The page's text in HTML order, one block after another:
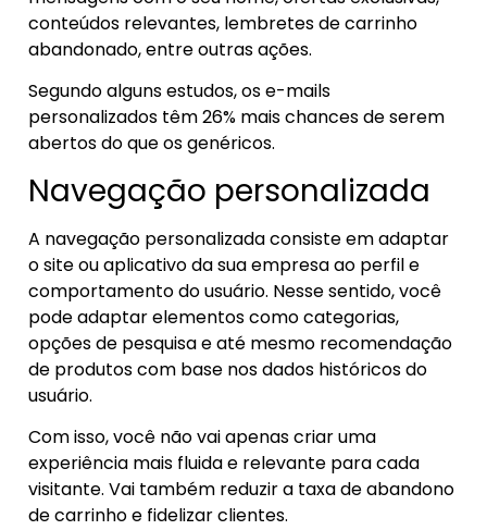
conteúdos relevantes, lembretes de carrinho
abandonado, entre outras ações.
Segundo alguns estudos, os e-mails
personalizados têm 26% mais chances de serem
abertos do que os genéricos.
Navegação personalizada
A navegação personalizada consiste em adaptar
o site ou aplicativo da sua empresa ao perfil e
comportamento do usuário. Nesse sentido, você
pode adaptar elementos como categorias,
opções de pesquisa e até mesmo recomendação
de produtos com base nos dados históricos do
usuário.
Com isso, você não vai apenas criar uma
experiência mais fluida e relevante para cada
visitante. Vai também reduzir a taxa de abandono
de carrinho e fidelizar clientes.